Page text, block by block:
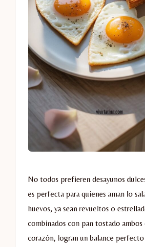
No todos prefieren desayunos
es perfecta para quienes aman lo
huevos, ya sean revueltos o
combinados con pan tostado ambos
corazón, logran un balance